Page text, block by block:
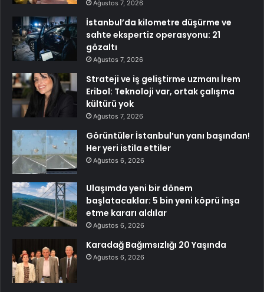
Ağustos 7, 2026
İstanbul’da kilometre düşürme ve
sahte ekspertiz operasyonu: 21
gözaltı
Ağustos 7, 2026
Strateji ve iş geliştirme uzmanı İrem
Eribol: Teknoloji var, ortak çalışma
kültürü yok
Ağustos 7, 2026
Görüntüler İstanbul’un yanı başından!
Her yeri istila ettiler
Ağustos 6, 2026
Ulaşımda yeni bir dönem
başlatacaklar: 5 bin yeni köprü inşa
etme kararı aldılar
Ağustos 6, 2026
Karadağ Bağımsızlığı 20 Yaşında
Ağustos 6, 2026